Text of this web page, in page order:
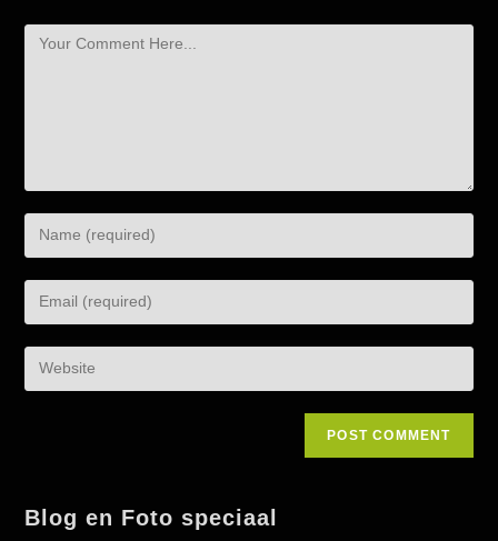
Blog en Foto speciaal